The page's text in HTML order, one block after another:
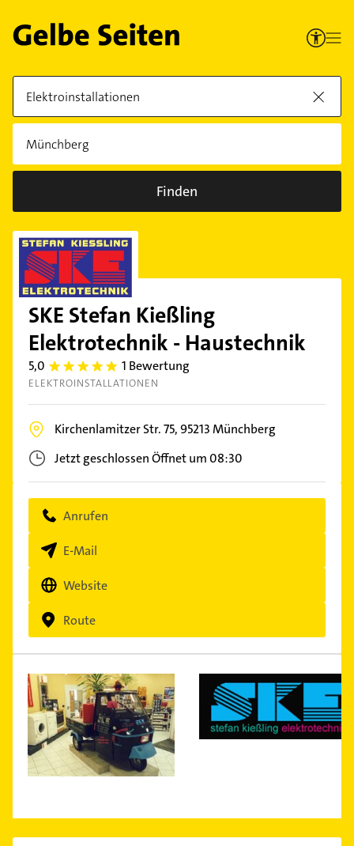
Finden
SKE Stefan Kießling
Elektrotechnik - Haustechnik
5,0 5.0 1 Bewertung
ELEKTROINSTALLATIONEN
Kirchenlamitzer Str. 75,95213Münchberg
Jetzt geschlossenÖffnet um 08:30
Anrufen
E-Mail
Website
Route